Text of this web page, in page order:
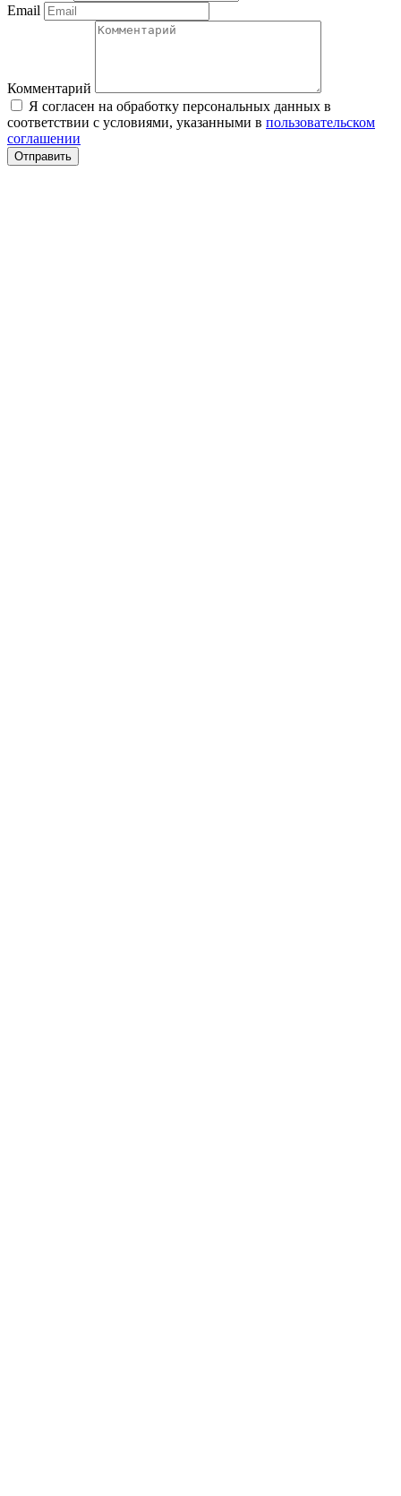
Email
Комментарий
Я согласен на обработку персональных данных в
соответствии с условиями, указанными в пользовательском
соглашении